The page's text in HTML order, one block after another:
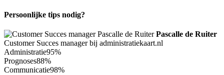
Persoonlijke tips nodig?
Pascalle de Ruiter
Customer Succes manager bij administratiekaart.nl
Administratie95%
Prognoses88%
Communicatie98%